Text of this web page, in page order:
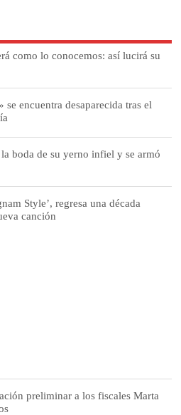
como lo conocemos: así lucirá su
encuentra desaparecida tras el
boda de su yerno infiel y se armó
Style’, regresa una década
canción
preliminar a los fiscales Marta